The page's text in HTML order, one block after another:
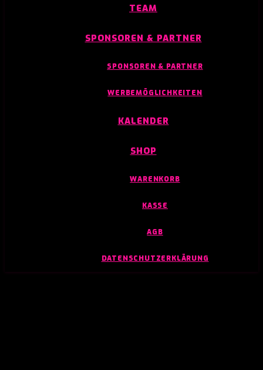
TEAM
SPONSOREN & PARTNER
SPONSOREN & PARTNER
WERBEMÖGLICHKEITEN
KALENDER
SHOP
WARENKORB
KASSE
AGB
DATENSCHUTZERKLÄRUNG